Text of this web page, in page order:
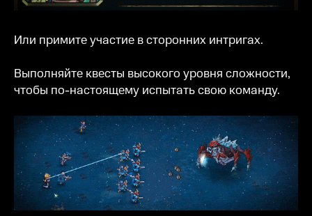
Или примите участие в сторонних интригах.
Выполняйте квесты высокого уровня сложности,
чтобы по-настоящему испытать свою команду.